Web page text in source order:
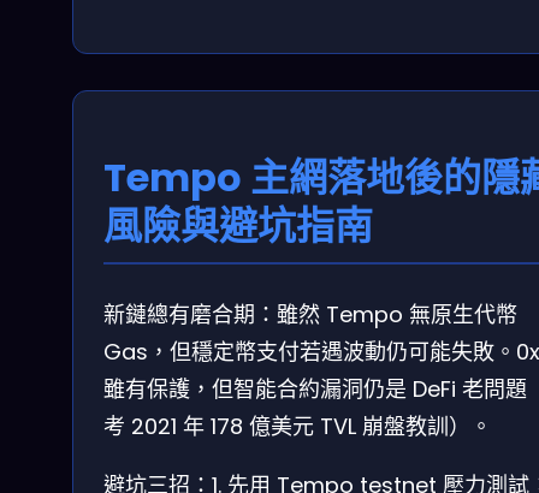
Tempo 主網落地後的隱
風險與避坑指南
新鏈總有磨合期：雖然 Tempo 無原生代幣
Gas，但穩定幣支付若遇波動仍可能失敗。
雖有保護，但智能合約漏洞仍是 DeFi 老問題
考 2021 年 178 億美元 TVL 崩盤教訓）。
避坑三招：1. 先用 Tempo testnet 壓力測試